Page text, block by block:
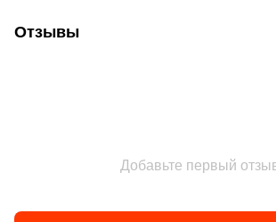
Отзывы
Добавьте первый